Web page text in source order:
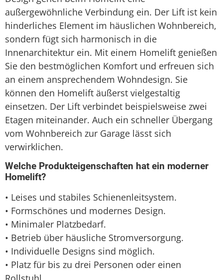
außergewöhnliche Verbindung ein. Der Lift ist kein
hinderliches Element im häuslichen Wohnbereich,
sondern fügt sich harmonisch in die
Innenarchitektur ein. Mit einem Homelift genießen
Sie den bestmöglichen Komfort und erfreuen sich
an einem ansprechendem Wohndesign. Sie
können den Homelift äußerst vielgestaltig
einsetzen. Der Lift verbindet beispielsweise zwei
Etagen miteinander. Auch ein schneller Übergang
vom Wohnbereich zur Garage lässt sich
verwirklichen.
Welche Produkteigenschaften hat ein moderner
Homelift?
• Leises und stabiles Schienenleitsystem.
• Formschönes und modernes Design.
• Minimaler Platzbedarf.
• Betrieb über häusliche Stromversorgung.
• Individuelle Designs sind möglich.
• Platz für bis zu drei Personen oder einen